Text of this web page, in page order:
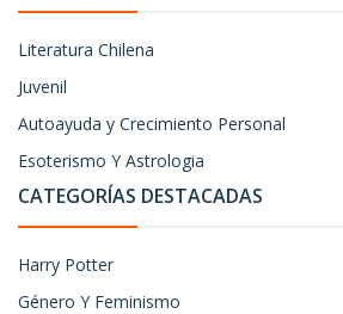
Literatura Chilena
Juvenil
Autoayuda y Crecimiento Personal
Esoterismo Y Astrologia
CATEGORÍAS DESTACADAS
Harry Potter
Género Y Feminismo